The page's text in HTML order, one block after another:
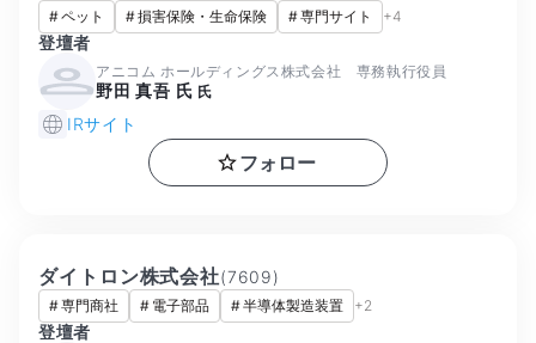
#ペット #損害保険・生命保険 #専門サイト +4
登壇者
アニコム ホールディングス株式会社 専務執行役員
野田 真吾 氏 氏
IRサイト
フォロー
ダイトロン株式会社(7609)
#専門商社 # 電子部品 #半導体製造装置 +2
登壇者